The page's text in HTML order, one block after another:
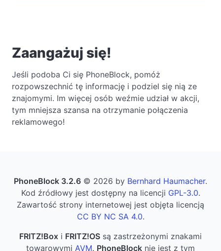
Zaangażuj się!
Jeśli podoba Ci się PhoneBlock, pomóż
rozpowszechnić tę informację i podziel się nią ze
znajomymi. Im więcej osób weźmie udział w akcji,
tym mniejsza szansa na otrzymanie połączenia
reklamowego!
PhoneBlock 3.2.6 © 2026 by Bernhard Haumacher.
Kod źródłowy jest dostępny na licencji GPL-3.0.
Zawartość strony internetowej jest objęta licencją
CC BY NC SA 4.0.
FRITZ!Box i FRITZ!OS są zastrzeżonymi znakami
towarowymi AVM. PhoneBlock nie jest z tym